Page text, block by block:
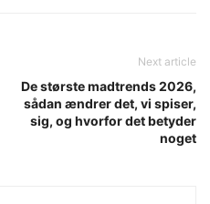
Next article
De største madtrends 2026,
sådan ændrer det, vi spiser,
sig, og hvorfor det betyder
noget